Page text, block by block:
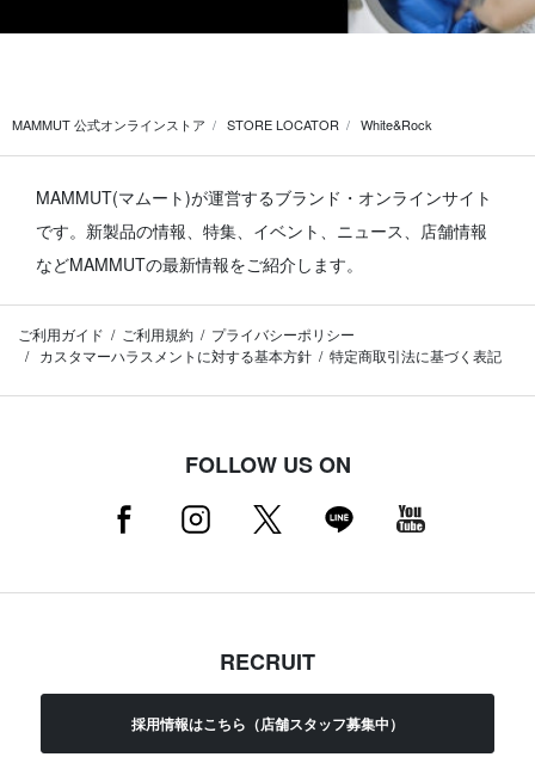
MAMMUT 公式オンラインストア STORE LOCATOR White&Rock
MAMMUT(マムート)が運営するブランド・オンラインサイト
です。 新製品の情報、特集、イベント、ニュース、店舗情報
などMAMMUTの最新情報をご紹介します。
ご利用ガイド ご利用規約
プライバシーポリシー
カスタマーハラスメントに対する基本方針
特定商取引法に基づく表記
FOLLOW US ON
RECRUIT
採用情報はこちら（店舗スタッフ募集中）